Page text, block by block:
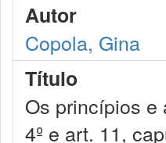
Autor
Copola, Gina
Título
Os princípios e
4º e art. 11,